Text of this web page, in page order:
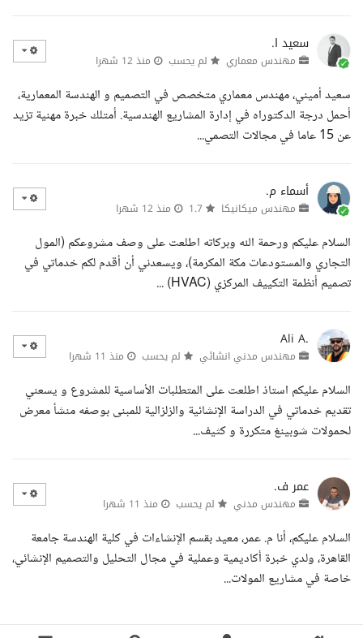
سعيد ا.
مهندس معماري لم يحسب منذ 12 شهرا
سعيد أميني، مهندس معماري متخصص في التصميم و الهندسة المعمارية،
أحمل درجة الدكتوراه في إدارة المشاريع الهندسية. أمتلك خبرة مهنية تزيد
عن 15 عاما في مجالات التصمي...
أسماء م.
مهندس ميكانيكا منذ 12 شهرا
السلام عليكم ورحمة الله وبركاته اطلعت على وصف مشروعكم (المول
التجاري والمستودعات مكة المكرمة)، ويسعدني أن أقدم لكم خدماتي في
تصميم أنظمة التكييف المركزي (HVAC) ...
Ali A.
مهندس مدني انشائي لم يحسب منذ 11 شهرا
السلام عليكم استاذ اطلعت على المتطلبات الأساسية للمشروع و يسعني
تقديم خدماتي في الدراسة الإنشائية والزلزالية للمبنى بوصفه منشأ معرض
لحمولات شوبينغ متكررة و كثيف...
عمر ف.
مهندس مدني لم يحسب منذ 11 شهرا
السلام عليكم، أنا م. عمر، معيد بقسم الإنشاءات في كلية الهندسة جامعة
القاهرة، ولدي خبرة أكاديمية وعملية في مجال التحليل والتصميم الإنشائي،
خاصة في مشاريع المولات...